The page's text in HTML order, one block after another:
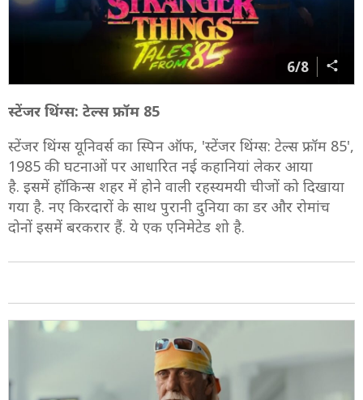
6/8
स्टेंजर थिंग्स: टेल्स फ्रॉम 85
स्टेंजर थिंग्स यूनिवर्स का स्पिन ऑफ, 'स्टेंजर थिंग्स: टेल्स फ्रॉम 85',
1985 की घटनाओं पर आधारित नई कहानियां लेकर आया
है. इसमें हॉकिन्स शहर में होने वाली रहस्यमयी चीजों को दिखाया
गया है. नए किरदारों के साथ पुरानी दुनिया का डर और रोमांच
दोनों इसमें बरकरार हैं. ये एक एनिमेटेड शो है.